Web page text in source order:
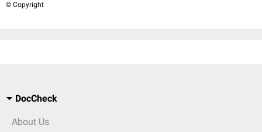
© Copyright
DocCheck
About Us